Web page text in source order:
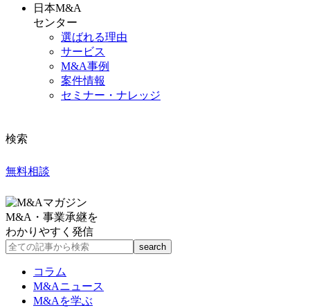
日本M&A
センター
選ばれる理由
サービス
M&A事例
案件情報
セミナー・ナレッジ
検索
無料相談
M&A・事業承継を
わかりやすく発信
コラム
M&Aニュース
M&Aを学ぶ